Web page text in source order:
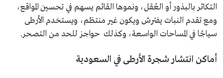
التكاثر بالبذور أو العُقل، ونموها القائم يسهم في تحسين المواقع،
ومع تقدم النبات يفترش ويكون غير منتظم، ويستخدم الأرطى
سياجًا في المساحات الواسعة، وكذلك حواجز للحد من التصحر.
أماكن انتشار شجرة الأرطى في السعودية